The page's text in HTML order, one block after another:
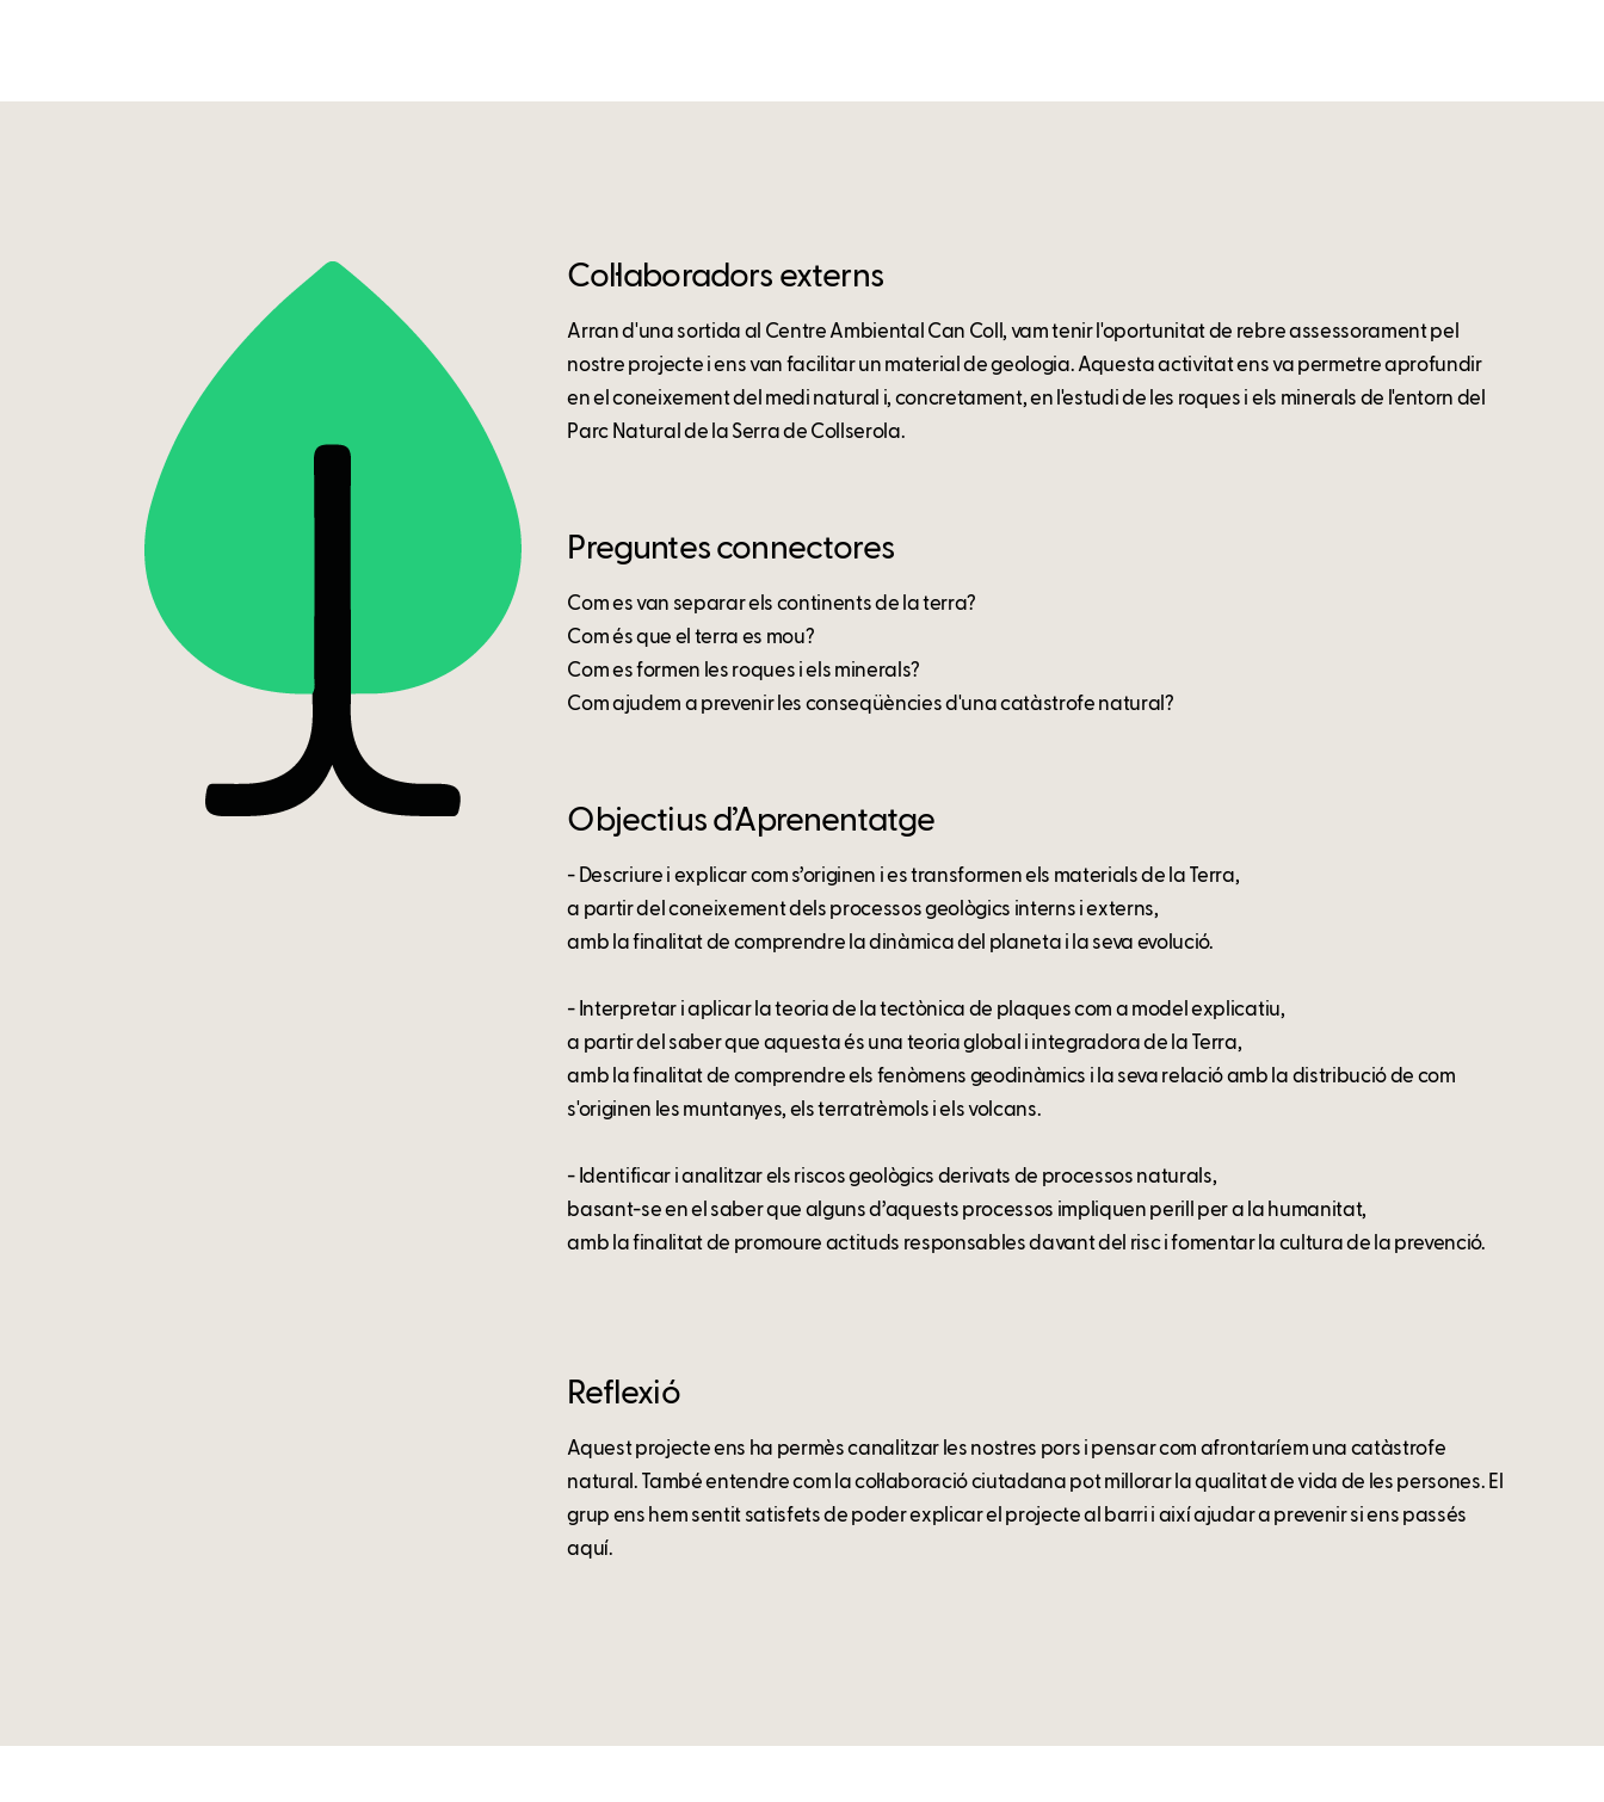
Col·laboradors externs
Arran d'una sortida al Centre Ambiental Can Coll, vam tenir l'oportunitat de rebre assessorament pel
nostre projecte i ens van facilitar un material de geologia. Aquesta activitat ens va permetre aprofundir
en el coneixement del medi natural i, concretament, en l'estudi de les roques i els minerals de l'entorn del
Parc Natural de la Serra de Collserola.
Preguntes connectores
Com es van separar els continents de la terra?
Com és que el terra es mou?
Com es formen les roques i els minerals?
Com ajudem a prevenir les conseqüències d'una catàstrofe natural?
Objectius d’Aprenentatge
- Descriure i explicar com s’originen i es transformen els materials de la Terra,
a partir del coneixement dels processos geològics interns i externs,
amb la finalitat de comprendre la dinàmica del planeta i la seva evolució.
- Interpretar i aplicar la teoria de la tectònica de plaques com a model explicatiu,
a partir del saber que aquesta és una teoria global i integradora de la Terra,
amb la finalitat de comprendre els fenòmens geodinàmics i la seva relació amb la distribució de com
s'originen les muntanyes, els terratrèmols i els volcans.
- Identificar i analitzar els riscos geològics derivats de processos naturals,
basant-se en el saber que alguns d’aquests processos impliquen perill per a la humanitat,
amb la finalitat de promoure actituds responsables davant del risc i fomentar la cultura de la prevenció.
Reflexió
Aquest projecte ens ha permès canalitzar les nostres pors i pensar com afrontaríem una catàstrofe
natural. També entendre com la col·laboració ciutadana pot millorar la qualitat de vida de les persones. El
grup ens hem sentit satisfets de poder explicar el projecte al barri i així ajudar a prevenir si ens passés
aquí.